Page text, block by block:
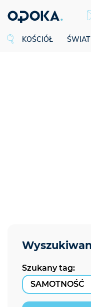
KOŚCIÓŁ ŚWIAT
Szukany tag: